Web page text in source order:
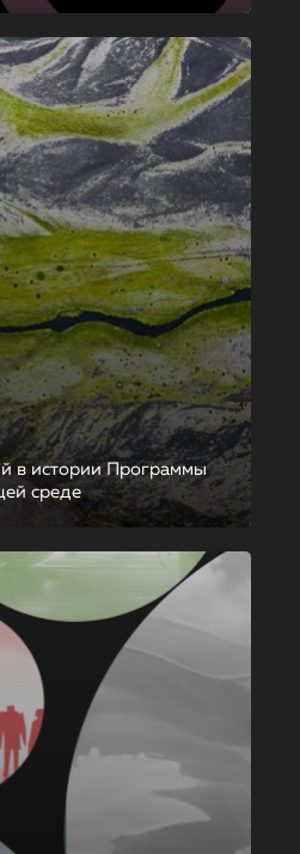
в истории Программы
среде